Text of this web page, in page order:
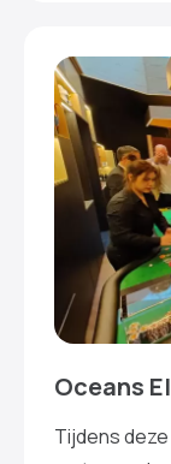
Oceans
Tijdens